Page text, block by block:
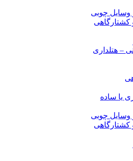
وسایل چوبی
– هتلداری
یا ساده
وسایل چوبی